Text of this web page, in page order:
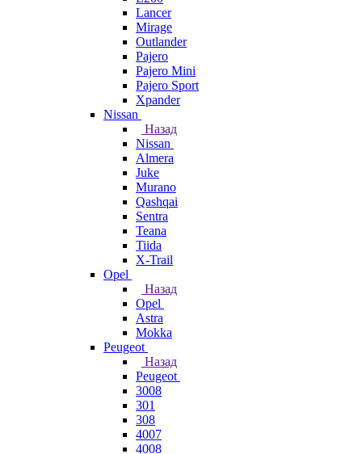
Lancer
Mirage
Outlander
Pajero
Pajero Mini
Pajero Sport
Xpander
Nissan
Назад
Nissan
Almera
Juke
Murano
Qashqai
Sentra
Teana
Tiida
X-Trail
Opel
Назад
Opel
Astra
Mokka
Peugeot
Назад
Peugeot
3008
301
308
4007
4008